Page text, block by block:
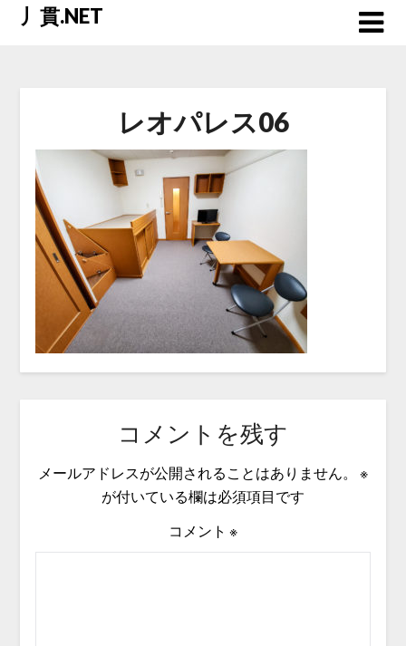
Skip丿貫.NET
レオパレス06
コメントを残す
メールアドレスが公開されることはありません。
※
が付いている欄は必須項目です
コメント ※